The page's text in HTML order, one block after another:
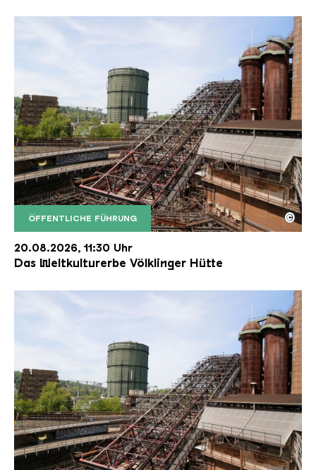
ÖFFENTLICHE FÜHRUNG
Der Erzschrägaufzug der Völklinger Hütte mit
Copyright: Weltkulturerbe Völklinger Hütte | Karl
©
20.08.2026, 11:30 Uhr
Das Weltkulturerbe Völklinger Hütte